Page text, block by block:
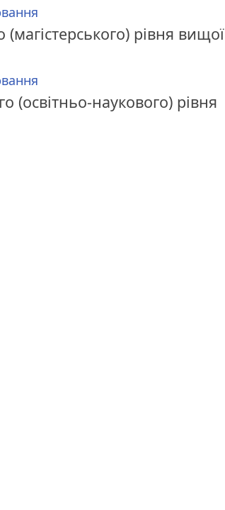
рівня вищої
(освітньо-наукового) рівня